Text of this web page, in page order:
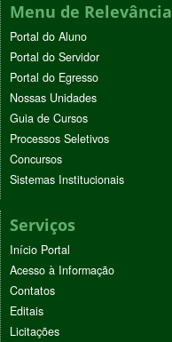
Menu de Relevância
Portal do Aluno
Portal do Servidor
Portal do Egresso
Nossas Unidades
Guia de Cursos
Processos Seletivos
Concursos
Sistemas Institucionais
Serviços
Início Portal
Acesso à Informação
Contatos
Editais
Licitações